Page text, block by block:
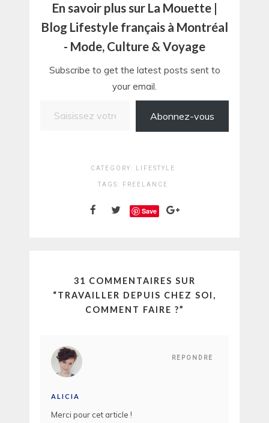
En savoir plus sur La Mouette |
Blog Lifestyle français à Montréal
- Mode, Culture & Voyage
Subscribe to get the latest posts sent to
your email.
Abonnez-vous
CATEGORY: LIFESTYLE
TAGS: FREELANCE
Save
31 COMMENTAIRES SUR
“TRAVAILLER DEPUIS CHEZ SOI,
COMMENT FAIRE ?”
REPONDRE
ALICIA
Merci pour cet article !